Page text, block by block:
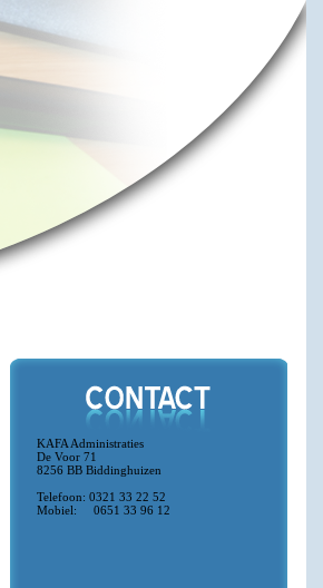
KAFA Administraties
De Voor 71
8256 BB Biddinghuizen
Telefoon: 0321 33 22 52
Mobiel: 0651 33 96 12